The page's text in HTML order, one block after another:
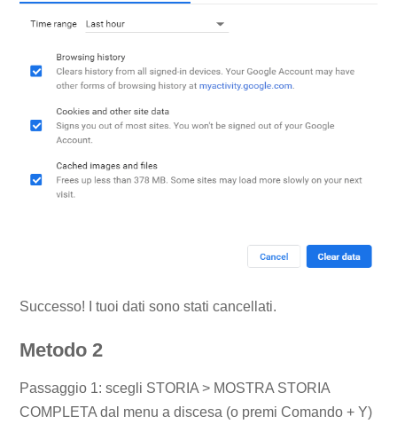
Successo! I tuoi dati sono stati cancellati.
Metodo 2
Passaggio 1: scegli STORIA > MOSTRA STORIA
COMPLETA dal menu a discesa (o premi Comando + Y)